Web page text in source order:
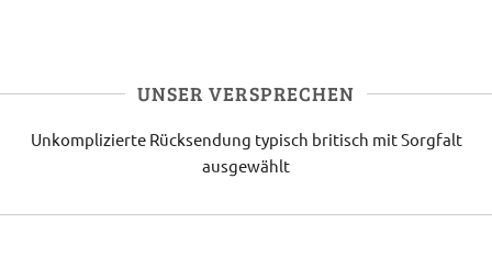
UNSER VERSPRECHEN
Unkomplizierte Rücksendung typisch britisch mit Sorgfalt
ausgewählt